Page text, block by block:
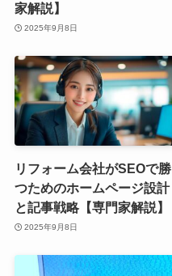
家解説】
2025年9月8日
リフォーム会社がSEOで勝
つためのホームページ設計
と記事戦略【専門家解説】
2025年9月8日